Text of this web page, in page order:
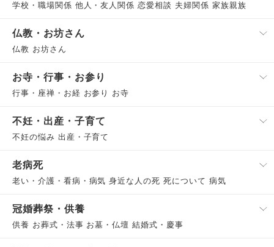
学校・職場関係 他人・友人関係 恋愛相談 夫婦関係 家族親族
仏教・お坊さん
仏教 お坊さん
お寺・行事・お参り
行事・座禅・お経 お参り お寺
不妊・出産・子育て
不妊の悩み 出産・子育て
老病死
老い・介護・看病・病気 身近な人の死 死について 病気
冠婚葬祭・供養
供養 お葬式・法事 お墓・仏壇 結婚式・慶事